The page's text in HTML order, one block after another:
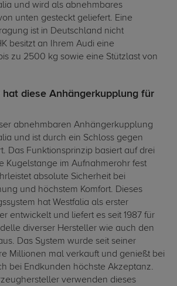
und wird als abnehmbares
unten gesteckt geliefert. Eine
ist in Deutschland nicht
besitzt an Ihrem Audi eine
zu 2500 kg sowie eine Stützlast von
hat diese Anhängerkupplung für
abnehmbaren Anhängerkupplung
und ist durch ein Schloss gegen
Das Funktionsprinzip basiert auf drei
Kugelstange im Aufnahmerohr fest
absolute Sicherheit bei
und höchstem Komfort. Dieses
hat Westfalia als erster
entwickelt und liefert es seit 1987 für
diverser Hersteller wie auch den
Das System wurde seit seiner
Millionen mal verkauft und genießt bei
bei Endkunden höchste Akzeptanz.
verwenden dieses